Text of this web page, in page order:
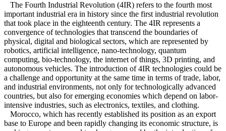
The Fourth Industrial Revolution (4IR) refers to the fourth most
important industrial era in history since the first industrial revolution
that took place in the eighteenth century. The 4IR represents a
convergence of technologies that transcend the boundaries of
physical, digital and biological sectors, which are represented by
robotics, artificial intelligence, nano-technology, quantum
computing, bio-technology, the internet of things, 3D printing, and
autonomous vehicles. The introduction of 4IR technologies could be
a challenge and opportunity at the same time in terms of trade, labor,
and industrial environments, not only for technologically advanced
countries, but also for emerging economies which depend on labor-
intensive industries, such as electronics, textiles, and clothing.
Morocco, which has recently established its position as an export
base to Europe and been rapidly changing its economic structure, is